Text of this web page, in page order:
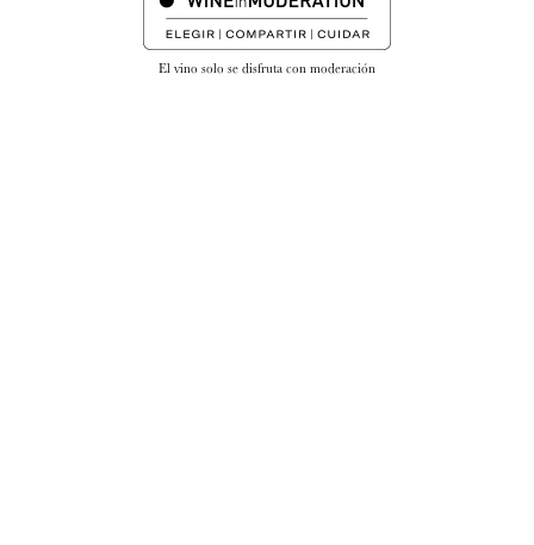
El vino solo se disfruta con moderación